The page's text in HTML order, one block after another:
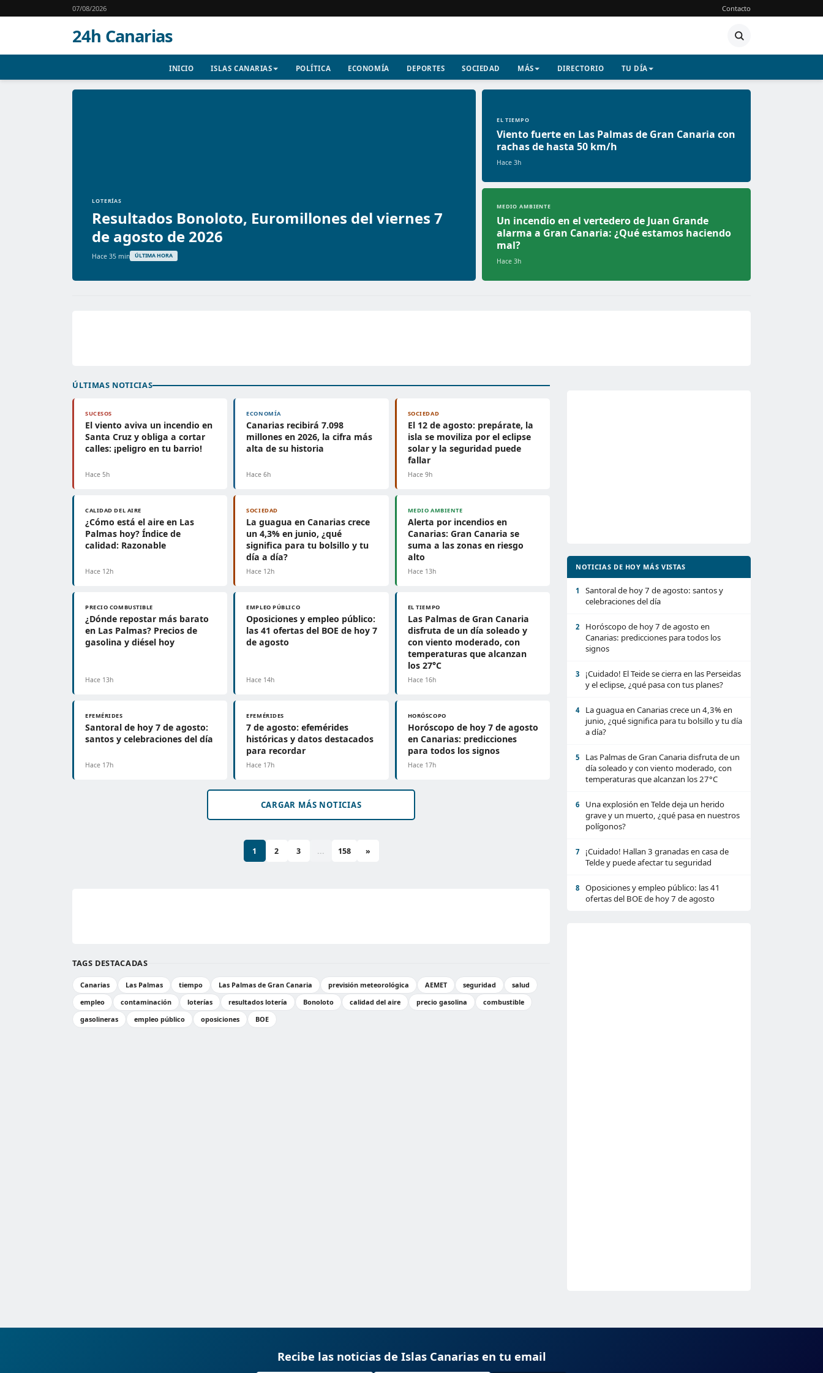
07/08/2026 Contacto
24h Canarias
INICIO ISLAS CANARIAS POLÍTICA ECONOMÍA DEPORTES SOCIEDAD MÁS DIRECTORIO TU DÍA
LOTERÍAS
Resultados Bonoloto, Euromillones del viernes 7
de agosto de 2026
Hace 35 min ÚLTIMA HORA
EL TIEMPO
Viento fuerte en Las Palmas de Gran Canaria con
rachas de hasta 50 km/h
Hace 3h
MEDIO AMBIENTE
Un incendio en el vertedero de Juan Grande
alarma a Gran Canaria: ¿Qué estamos haciendo
mal?
Hace 3h
ÚLTIMAS NOTICIAS
SUCESOS
El viento aviva un incendio en
Santa Cruz y obliga a cortar
calles: ¡peligro en tu barrio!
Hace 5h
ECONOMÍA
Canarias recibirá 7.098
millones en 2026, la cifra más
alta de su historia
Hace 6h
SOCIEDAD
El 12 de agosto: prepárate, la
isla se moviliza por el eclipse
solar y la seguridad puede
fallar
Hace 9h
CALIDAD DEL AIRE
¿Cómo está el aire en Las
Palmas hoy? Índice de
calidad: Razonable
Hace 12h
SOCIEDAD
La guagua en Canarias crece
un 4,3% en junio, ¿qué
significa para tu bolsillo y tu
día a día?
Hace 12h
MEDIO AMBIENTE
Alerta por incendios en
Canarias: Gran Canaria se
suma a las zonas en riesgo
alto
Hace 13h
PRECIO COMBUSTIBLE
¿Dónde repostar más barato
en Las Palmas? Precios de
gasolina y diésel hoy
Hace 13h
EMPLEO PÚBLICO
Oposiciones y empleo público:
las 41 ofertas del BOE de hoy 7
de agosto
Hace 14h
EL TIEMPO
Las Palmas de Gran Canaria
disfruta de un día soleado y
con viento moderado, con
temperaturas que alcanzan
los 27°C
Hace 16h
EFEMÉRIDES
Santoral de hoy 7 de agosto:
santos y celebraciones del día
Hace 17h
EFEMÉRIDES
7 de agosto: efemérides
históricas y datos destacados
para recordar
Hace 17h
HORÓSCOPO
Horóscopo de hoy 7 de agosto
en Canarias: predicciones
para todos los signos
Hace 17h
CARGAR MÁS NOTICIAS
1 2 3 ... 158 »
TAGS DESTACADAS
Canarias Las Palmas tiempo Las Palmas de Gran Canaria previsión meteorológica AEMET seguridad
salud
empleo
contaminación loterías resultados lotería Bonoloto calidad del aire precio gasolina
combustible
gasolineras
empleo público oposiciones BOE
NOTICIAS DE HOY MÁS VISTAS
1
Santoral de hoy 7 de agosto: santos y
celebraciones del día
2
Horóscopo de hoy 7 de agosto en
Canarias: predicciones para todos los
signos
3
¡Cuidado! El Teide se cierra en las Perseidas
y el eclipse, ¿qué pasa con tus planes?
4
La guagua en Canarias crece un 4,3% en
junio, ¿qué significa para tu bolsillo y tu día
a día?
5
Las Palmas de Gran Canaria disfruta de un
día soleado y con viento moderado, con
temperaturas que alcanzan los 27°C
6
Una explosión en Telde deja un herido
grave y un muerto, ¿qué pasa en nuestros
polígonos?
7
¡Cuidado! Hallan 3 granadas en casa de
Telde y puede afectar tu seguridad
8
Oposiciones y empleo público: las 41
ofertas del BOE de hoy 7 de agosto
Recibe las noticias de Islas Canarias en tu email